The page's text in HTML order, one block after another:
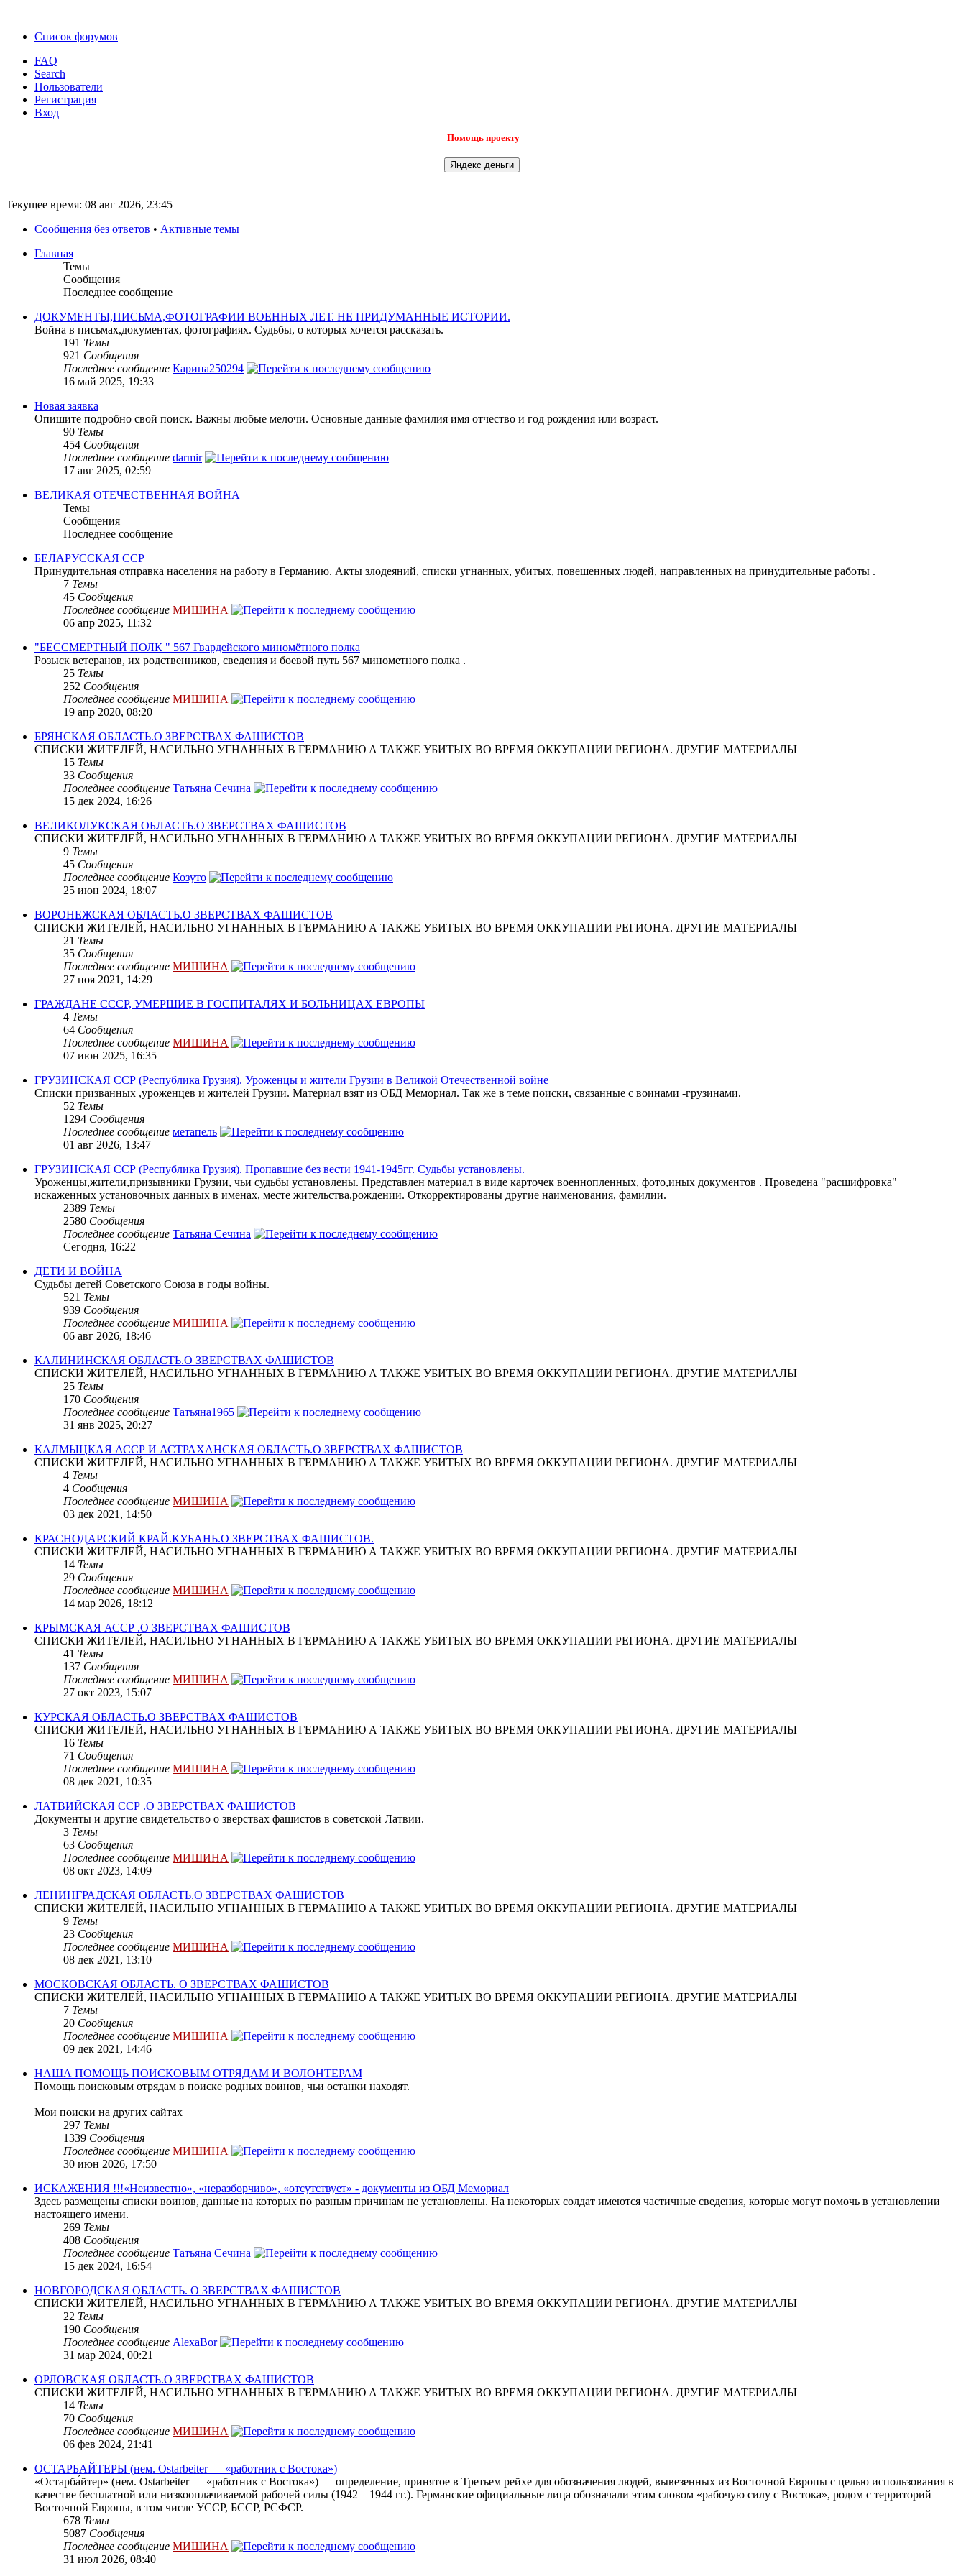
Список форумов
FAQ
Search
Пользователи
Регистрация
Вход
Помощь проекту
Текущее время: 08 авг 2026, 23:45
Сообщения без ответов • Активные темы
Главная
Темы
Сообщения
Последнее сообщение
ДОКУМЕНТЫ,ПИСЬМА,ФОТОГРАФИИ ВОЕННЫХ ЛЕТ. НЕ ПРИДУМАННЫЕ ИСТОРИИ.
Война в письмах,документах, фотографиях. Судьбы, о которых хочется рассказать.
191 Темы
921 Сообщения
Последнее сообщение Карина250294
16 май 2025, 19:33
Новая заявка
Опишите подробно свой поиск. Важны любые мелочи. Основные данные фамилия имя отчество и год рождения или возраст.
90 Темы
454 Сообщения
Последнее сообщение darmir
17 авг 2025, 02:59
ВЕЛИКАЯ ОТЕЧЕСТВЕННАЯ ВОЙНА
Темы
Сообщения
Последнее сообщение
БЕЛАРУССКАЯ ССР
Принудительная отправка населения на работу в Германию. Акты злодеяний, списки угнанных, убитых, повешенных людей, направленных на принудительные работы .
7 Темы
45 Сообщения
Последнее сообщение МИШИНА
06 апр 2025, 11:32
"БЕССМЕРТНЫЙ ПОЛК " 567 Гвардейского миномётного полка
Розыск ветеранов, их родственников, сведения и боевой путь 567 минометного полка .
25 Темы
252 Сообщения
Последнее сообщение МИШИНА
19 апр 2020, 08:20
БРЯНСКАЯ ОБЛАСТЬ.О ЗВЕРСТВАХ ФАШИСТОВ
СПИСКИ ЖИТЕЛЕЙ, НАСИЛЬНО УГНАННЫХ В ГЕРМАНИЮ А ТАКЖЕ УБИТЫХ ВО ВРЕМЯ ОККУПАЦИИ РЕГИОНА. ДРУГИЕ МАТЕРИАЛЫ
15 Темы
33 Сообщения
Последнее сообщение Татьяна Сечина
15 дек 2024, 16:26
ВЕЛИКОЛУКСКАЯ ОБЛАСТЬ.О ЗВЕРСТВАХ ФАШИСТОВ
СПИСКИ ЖИТЕЛЕЙ, НАСИЛЬНО УГНАННЫХ В ГЕРМАНИЮ А ТАКЖЕ УБИТЫХ ВО ВРЕМЯ ОККУПАЦИИ РЕГИОНА. ДРУГИЕ МАТЕРИАЛЫ
9 Темы
45 Сообщения
Последнее сообщение Козуто
25 июн 2024, 18:07
ВОРОНЕЖСКАЯ ОБЛАСТЬ.О ЗВЕРСТВАХ ФАШИСТОВ
СПИСКИ ЖИТЕЛЕЙ, НАСИЛЬНО УГНАННЫХ В ГЕРМАНИЮ А ТАКЖЕ УБИТЫХ ВО ВРЕМЯ ОККУПАЦИИ РЕГИОНА. ДРУГИЕ МАТЕРИАЛЫ
21 Темы
35 Сообщения
Последнее сообщение МИШИНА
27 ноя 2021, 14:29
ГРАЖДАНЕ СССР, УМЕРШИЕ В ГОСПИТАЛЯХ И БОЛЬНИЦАХ ЕВРОПЫ
4 Темы
64 Сообщения
Последнее сообщение МИШИНА
07 июн 2025, 16:35
ГРУЗИНСКАЯ ССР (Республика Грузия). Уроженцы и жители Грузии в Великой Отечественной войне
Списки призванных ,уроженцев и жителей Грузии. Материал взят из ОБД Мемориал. Так же в теме поиски, связанные с воинами -грузинами.
52 Темы
1294 Сообщения
Последнее сообщение метапель
01 авг 2026, 13:47
ГРУЗИНСКАЯ ССР (Республика Грузия). Пропавшие без вести 1941-1945гг. Судьбы установлены.
Уроженцы,жители,призывники Грузии, чьи судьбы установлены. Представлен материал в виде карточек военнопленных, фото,иных документов . Проведена "расшифровка"
искаженных установочных данных в именах, месте жительства,рождении. Откорректированы другие наименования, фамилии.
2389 Темы
2580 Сообщения
Последнее сообщение Татьяна Сечина
Сегодня, 16:22
ДЕТИ И ВОЙНА
Судьбы детей Советского Союза в годы войны.
521 Темы
939 Сообщения
Последнее сообщение МИШИНА
06 авг 2026, 18:46
КАЛИНИНСКАЯ ОБЛАСТЬ.О ЗВЕРСТВАХ ФАШИСТОВ
СПИСКИ ЖИТЕЛЕЙ, НАСИЛЬНО УГНАННЫХ В ГЕРМАНИЮ А ТАКЖЕ УБИТЫХ ВО ВРЕМЯ ОККУПАЦИИ РЕГИОНА. ДРУГИЕ МАТЕРИАЛЫ
25 Темы
170 Сообщения
Последнее сообщение Татьяна1965
31 янв 2025, 20:27
КАЛМЫЦКАЯ АССР И АСТРАХАНСКАЯ ОБЛАСТЬ.О ЗВЕРСТВАХ ФАШИСТОВ
СПИСКИ ЖИТЕЛЕЙ, НАСИЛЬНО УГНАННЫХ В ГЕРМАНИЮ А ТАКЖЕ УБИТЫХ ВО ВРЕМЯ ОККУПАЦИИ РЕГИОНА. ДРУГИЕ МАТЕРИАЛЫ
4 Темы
4 Сообщения
Последнее сообщение МИШИНА
03 дек 2021, 14:50
КРАСНОДАРСКИЙ КРАЙ.КУБАНЬ.О ЗВЕРСТВАХ ФАШИСТОВ.
СПИСКИ ЖИТЕЛЕЙ, НАСИЛЬНО УГНАННЫХ В ГЕРМАНИЮ А ТАКЖЕ УБИТЫХ ВО ВРЕМЯ ОККУПАЦИИ РЕГИОНА. ДРУГИЕ МАТЕРИАЛЫ
14 Темы
29 Сообщения
Последнее сообщение МИШИНА
14 мар 2026, 18:12
КРЫМСКАЯ АССР .О ЗВЕРСТВАХ ФАШИСТОВ
СПИСКИ ЖИТЕЛЕЙ, НАСИЛЬНО УГНАННЫХ В ГЕРМАНИЮ А ТАКЖЕ УБИТЫХ ВО ВРЕМЯ ОККУПАЦИИ РЕГИОНА. ДРУГИЕ МАТЕРИАЛЫ
41 Темы
137 Сообщения
Последнее сообщение МИШИНА
27 окт 2023, 15:07
КУРСКАЯ ОБЛАСТЬ.О ЗВЕРСТВАХ ФАШИСТОВ
СПИСКИ ЖИТЕЛЕЙ, НАСИЛЬНО УГНАННЫХ В ГЕРМАНИЮ А ТАКЖЕ УБИТЫХ ВО ВРЕМЯ ОККУПАЦИИ РЕГИОНА. ДРУГИЕ МАТЕРИАЛЫ
16 Темы
71 Сообщения
Последнее сообщение МИШИНА
08 дек 2021, 10:35
ЛАТВИЙСКАЯ ССР .О ЗВЕРСТВАХ ФАШИСТОВ
Документы и другие свидетельство о зверствах фашистов в советской Латвии.
3 Темы
63 Сообщения
Последнее сообщение МИШИНА
08 окт 2023, 14:09
ЛЕНИНГРАДСКАЯ ОБЛАСТЬ.О ЗВЕРСТВАХ ФАШИСТОВ
СПИСКИ ЖИТЕЛЕЙ, НАСИЛЬНО УГНАННЫХ В ГЕРМАНИЮ А ТАКЖЕ УБИТЫХ ВО ВРЕМЯ ОККУПАЦИИ РЕГИОНА. ДРУГИЕ МАТЕРИАЛЫ
9 Темы
23 Сообщения
Последнее сообщение МИШИНА
08 дек 2021, 13:10
МОСКОВСКАЯ ОБЛАСТЬ. О ЗВЕРСТВАХ ФАШИСТОВ
СПИСКИ ЖИТЕЛЕЙ, НАСИЛЬНО УГНАННЫХ В ГЕРМАНИЮ А ТАКЖЕ УБИТЫХ ВО ВРЕМЯ ОККУПАЦИИ РЕГИОНА. ДРУГИЕ МАТЕРИАЛЫ
7 Темы
20 Сообщения
Последнее сообщение МИШИНА
09 дек 2021, 14:46
НАША ПОМОЩЬ ПОИСКОВЫМ ОТРЯДАМ И ВОЛОНТЕРАМ
Помощь поисковым отрядам в поиске родных воинов, чьи останки находят.
Мои поиски на других сайтах
297 Темы
1339 Сообщения
Последнее сообщение МИШИНА
30 июн 2026, 17:50
ИСКАЖЕНИЯ !!!«Неизвестно», «неразборчиво», «отсутствует» - документы из ОБД Мемориал
Здесь размещены списки воинов, данные на которых по разным причинам не установлены. На некоторых солдат имеются частичные сведения, которые могут помочь в установлении
настоящего имени.
269 Темы
408 Сообщения
Последнее сообщение Татьяна Сечина
15 дек 2024, 16:54
НОВГОРОДСКАЯ ОБЛАСТЬ. О ЗВЕРСТВАХ ФАШИСТОВ
СПИСКИ ЖИТЕЛЕЙ, НАСИЛЬНО УГНАННЫХ В ГЕРМАНИЮ А ТАКЖЕ УБИТЫХ ВО ВРЕМЯ ОККУПАЦИИ РЕГИОНА. ДРУГИЕ МАТЕРИАЛЫ
22 Темы
190 Сообщения
Последнее сообщение AlexaBor
31 мар 2024, 00:21
ОРЛОВСКАЯ ОБЛАСТЬ.О ЗВЕРСТВАХ ФАШИСТОВ
СПИСКИ ЖИТЕЛЕЙ, НАСИЛЬНО УГНАННЫХ В ГЕРМАНИЮ А ТАКЖЕ УБИТЫХ ВО ВРЕМЯ ОККУПАЦИИ РЕГИОНА. ДРУГИЕ МАТЕРИАЛЫ
14 Темы
70 Сообщения
Последнее сообщение МИШИНА
06 фев 2024, 21:41
ОСТАРБАЙТЕРЫ (нем. Ostarbeiter — «работник с Востока»)
«Остарба́йтер» (нем. Ostarbeiter — «работник с Востока») — определение, принятое в Третьем рейхе для обозначения людей, вывезенных из Восточной Европы с целью использования в
качестве бесплатной или низкооплачиваемой рабочей силы (1942—1944 гг.). Германские официальные лица обозначали этим словом «рабочую силу с Востока», родом с территорий
Восточной Европы, в том числе УССР, БССР, РСФСР.
678 Темы
5087 Сообщения
Последнее сообщение МИШИНА
31 июл 2026, 08:40